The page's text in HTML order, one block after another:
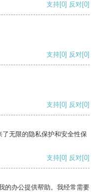
支持[0] 反对[0]
支持[0] 反对[0]
支持[0] 反对[0]
无限的隐私保护和安全性保
支持[0] 反对[0]
的办公提供帮助。我经常需要